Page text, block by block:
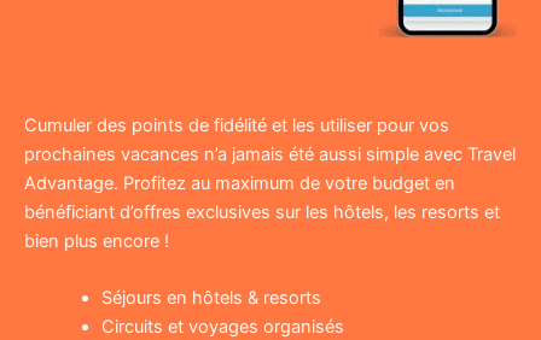
Cumuler des points de fidélité et les utiliser pour vos
prochaines vacances n’a jamais été aussi simple avec Travel
Advantage. Profitez au maximum de votre budget en
bénéficiant d’offres exclusives sur les hôtels, les resorts et
bien plus encore !
Séjours en hôtels & resorts
Circuits et voyages organisés